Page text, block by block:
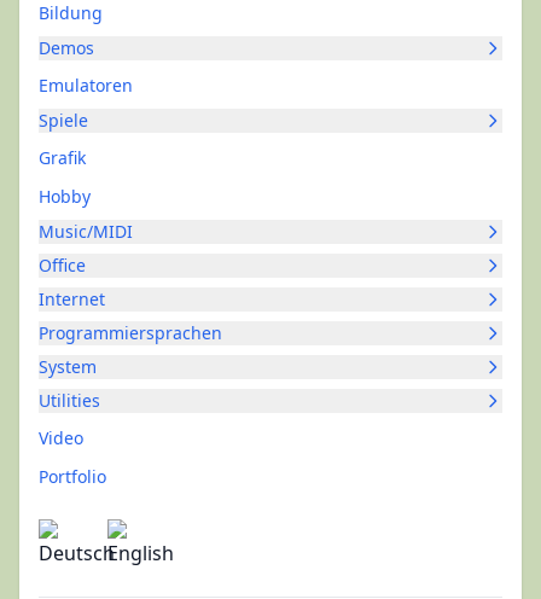
Bildung
Demos
Emulatoren
Spiele
Grafik
Hobby
Music/MIDI
Office
Internet
Programmiersprachen
System
Utilities
Video
Portfolio